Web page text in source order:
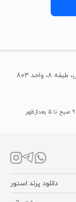
دانلود پرند استور